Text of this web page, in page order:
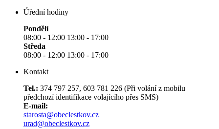
Úřední hodiny
Pondělí
08:00 - 12:00 13:00 - 17:00
Středa
08:00 - 12:00 13:00 - 17:00
Kontakt
Tel.: 374 797 257, 603 781 226 (Při volání z mobilu
předchozí identifikace volajícího přes SMS)
E-mail:
starosta@obeclestkov.cz
urad@obeclestkov.cz